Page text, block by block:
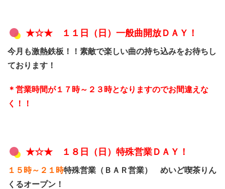
★☆★ １１ 日（日）一般曲開放ＤＡＹ！
今月も激熱鉄板！！素敵で楽しい曲の持ち込みをお待ちし
ております！
＊営業時間が１７時～２３時となりますのでお間違えな
く！！
★☆★ １８ 日（日）特殊営業ＤＡＹ！
１５時～２１時特殊営業（ＢＡＲ営業） めいど喫茶りん
くるオープン！